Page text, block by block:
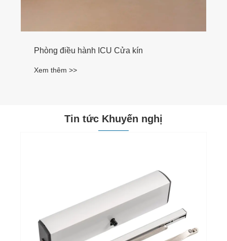
Phòng điều hành ICU Cửa kín
Xem thêm >>
Tin tức Khuyến nghị